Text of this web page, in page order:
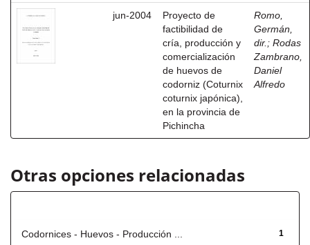
jun-2004
Proyecto de
factibilidad de
cría, producción y
comercialización
de huevos de
codorniz (Coturnix
coturnix japónica),
en la provincia de
Pichincha
Romo,
Germán,
dir. ; Rodas
Zambrano,
Daniel
Alfredo
Otras opciones relacionadas
1
Codornices - Huevos - Producción ...